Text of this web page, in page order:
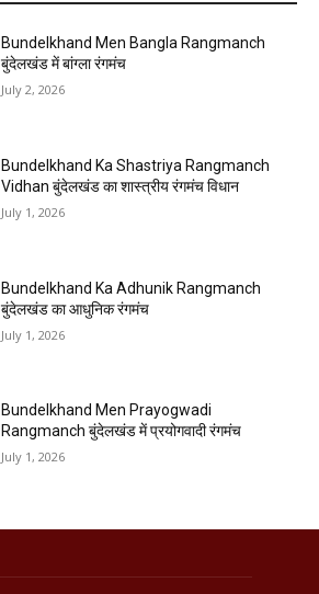
Bundelkhand Men Bangla Rangmanch
बुंदेलखंड में बांग्ला रंगमंच
July 2, 2026
Bundelkhand Ka Shastriya Rangmanch
Vidhan बुंदेलखंड का शास्त्रीय रंगमंच विधान
July 1, 2026
Bundelkhand Ka Adhunik Rangmanch
बुंदेलखंड का आधुनिक रंगमंच
July 1, 2026
Bundelkhand Men Prayogwadi
Rangmanch बुंदेलखंड में प्रयोगवादी रंगमंच
July 1, 2026